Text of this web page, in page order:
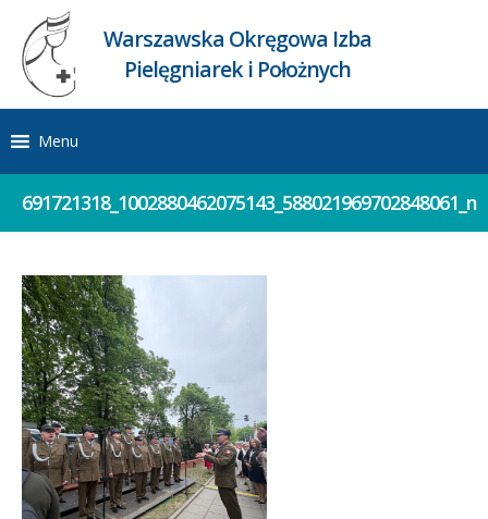
Warszawska Okręgowa Izba
Pielęgniarek i Położnych
Menu
691721318_1002880462075143_588021969702848061_n